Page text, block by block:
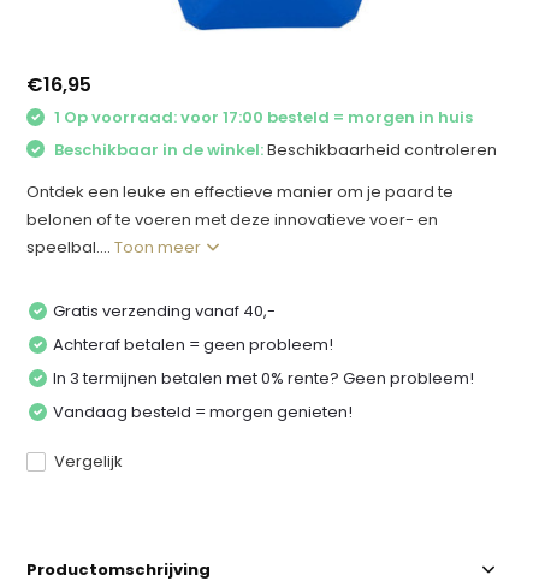
€16,95
1 Op voorraad: voor 17:00 besteld = morgen in huis
Beschikbaar in de winkel:Beschikbaarheid controleren
Ontdek een leuke en effectieve manier om je paard te
belonen of te voeren met deze innovatieve voer- en
speelbal....Toon meer
Gratis verzending vanaf 40,-
Achteraf betalen = geen probleem!
In 3 termijnen betalen met 0% rente? Geen probleem!
Vandaag besteld = morgen genieten!
Vergelijk
Productomschrijving